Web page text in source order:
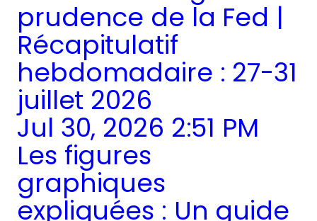
prudence de la Fed |
Récapitulatif
hebdomadaire : 27-31
juillet 2026
Jul 30, 2026 2:51 PM
Les figures
graphiques
expliquées : Un guide